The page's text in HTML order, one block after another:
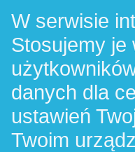
W serwisie
Stosujemy je
danych dla
ustawień
Twoim